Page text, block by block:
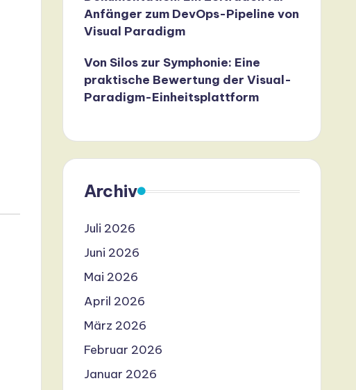
Anfänger zum DevOps-Pipeline von
Visual Paradigm
Von Silos zur Symphonie: Eine
praktische Bewertung der Visual-
Paradigm-Einheitsplattform
Archiv
Juli 2026
Juni 2026
Mai 2026
April 2026
März 2026
Februar 2026
Januar 2026